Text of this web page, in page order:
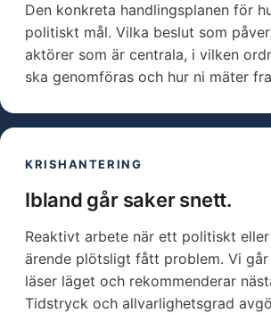
Den konkreta handlingsplanen för
politiskt mål. Vilka beslut som
aktörer som är centrala, i vilken
ska genomföras och hur ni mäter
KRISHANTERING
Ibland går saker snett.
Reaktivt arbete när ett politiskt
ärende plötsligt fått problem. Vi går
läser läget och rekommenderar
Tidstryck och allvarlighetsgrad